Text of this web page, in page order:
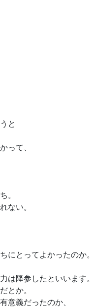
と
って、
。
ない。
にとってよかったのか。
は降参したといいます。
とか。
意義だったのか、